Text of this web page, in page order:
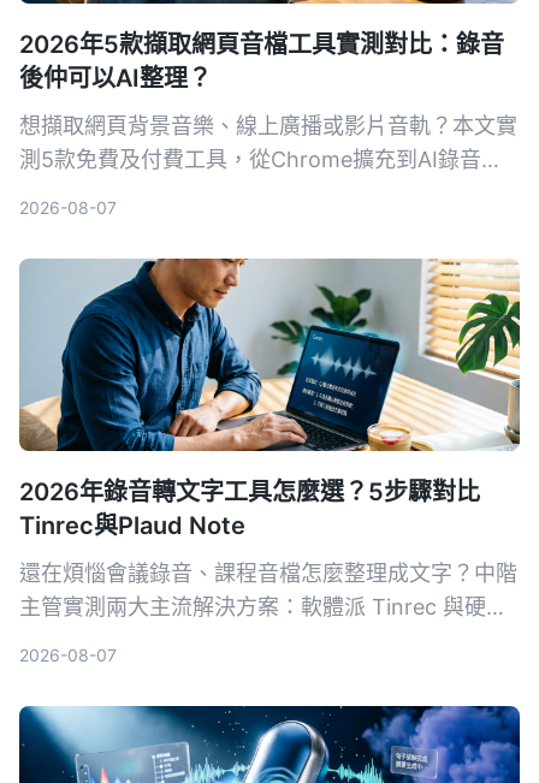
2026年5款擷取網頁音檔工具實測對比：錄音
後仲可以AI整理？
想擷取網頁背景音樂、線上廣播或影片音軌？本文實
測5款免費及付費工具，從Chrome擴充到AI錄音助
2026-08-07
2026年錄音轉文字工具怎麼選？5步驟對比
Tinrec與Plaud Note
還在煩惱會議錄音、課程音檔怎麼整理成文字？中階
主管實測兩大主流解決方案：軟體派 Tinrec 與硬體
合職場需求的 AI 錄音轉文字工具。
2026-08-07